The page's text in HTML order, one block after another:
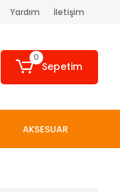
Yardım İletişim
0
Sepetim
AKSESUAR